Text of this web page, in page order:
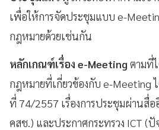
เพื่อให้การจัดประชุมแบบ e-
กฎหมายด้วยเช่นกัน
หลักเกณฑ์เรื่อง e-Meeting ตามที่
กฎหมายที่เกี่ยวข้องกับ e-Meeting
ที่ 74/2557 เรื่องการประชุมผ่านสื่
คสช.) และประกาศกระทรวง ICT (ปั